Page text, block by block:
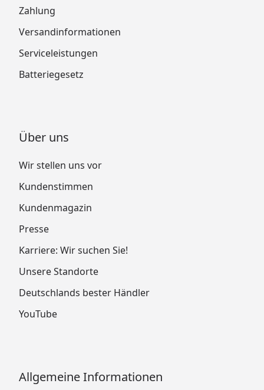
Zahlung
Versandinformationen
Serviceleistungen
Batteriegesetz
Über uns
Wir stellen uns vor
Kundenstimmen
Kundenmagazin
Presse
Karriere: Wir suchen Sie!
Unsere Standorte
Deutschlands bester Händler
YouTube
Allgemeine Informationen